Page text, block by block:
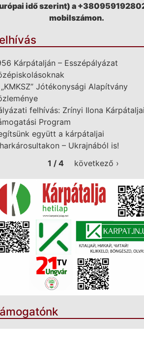
idő szerint) a
mobilszámon.
Kárpátalján – Esszépályázat
Jótékonysági Alapítvány
felhívás: Zrínyi Ilona Kárpátaljai
Program
együtt a kárpátaljai
– Ukrajnából is!
1 / 4
következő ›